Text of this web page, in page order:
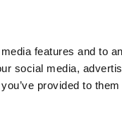
features and to
social media,
provided to them